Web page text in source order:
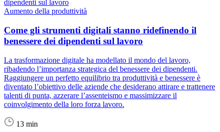
Aumento della produttività
Come gli strumenti digitali stanno ridefinendo il
benessere dei dipendenti sul lavoro
La trasformazione digitale ha modellato il mondo del lavoro,
ribadendo l’importanza strategica del benessere dei dipendenti.
Raggiungere un perfetto equilibrio tra produttività e benessere è
diventato l’obiettivo delle aziende che desiderano attirare e trattenere
talenti di punta, azzerare l’assenteismo e massimizzare il
coinvolgimento della loro forza lavoro.
13 min